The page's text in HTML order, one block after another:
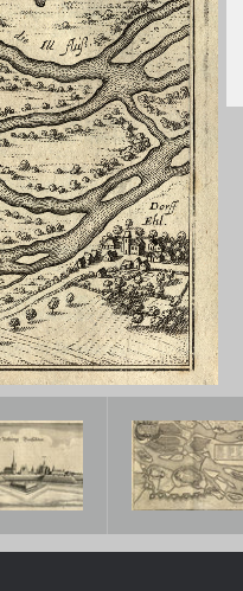
alongside the
französischen